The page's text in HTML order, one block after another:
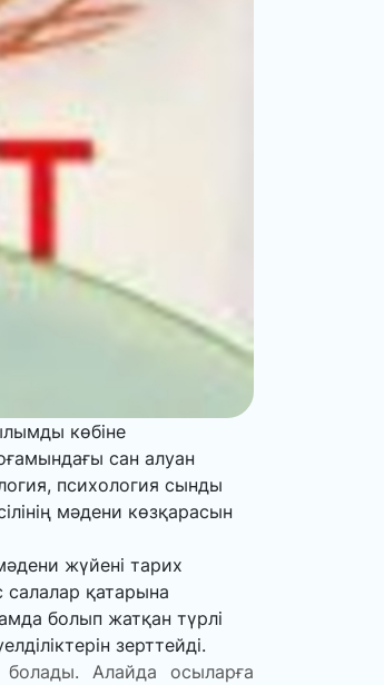
көбіне
сан алуан
психология сынды
мәдени көзқарасын
жүйені тарих
қатарына
болып жатқан түрлі
зерттейді.
Алайда осыларға